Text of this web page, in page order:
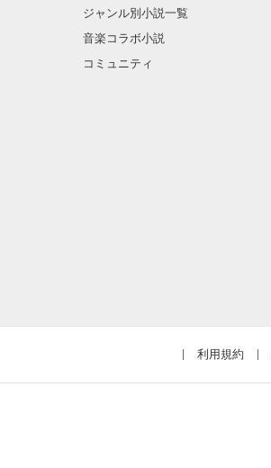
ジャンル別小説一覧
音楽コラボ小説
コミュニティ
利用規約